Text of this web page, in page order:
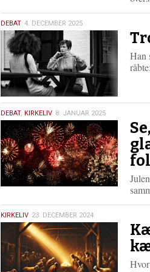
4.
december
2025
DEBAT 4. DECEMBER 2025
Han
8.
januar
2025
DEBAT, KIRKELIV 8. JANUAR 2025
23.
december
2024
KIRKELIV 23. DECEMBER 2024